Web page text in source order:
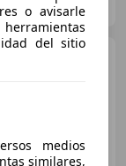
o avisarle
del sitio
medios
similares,